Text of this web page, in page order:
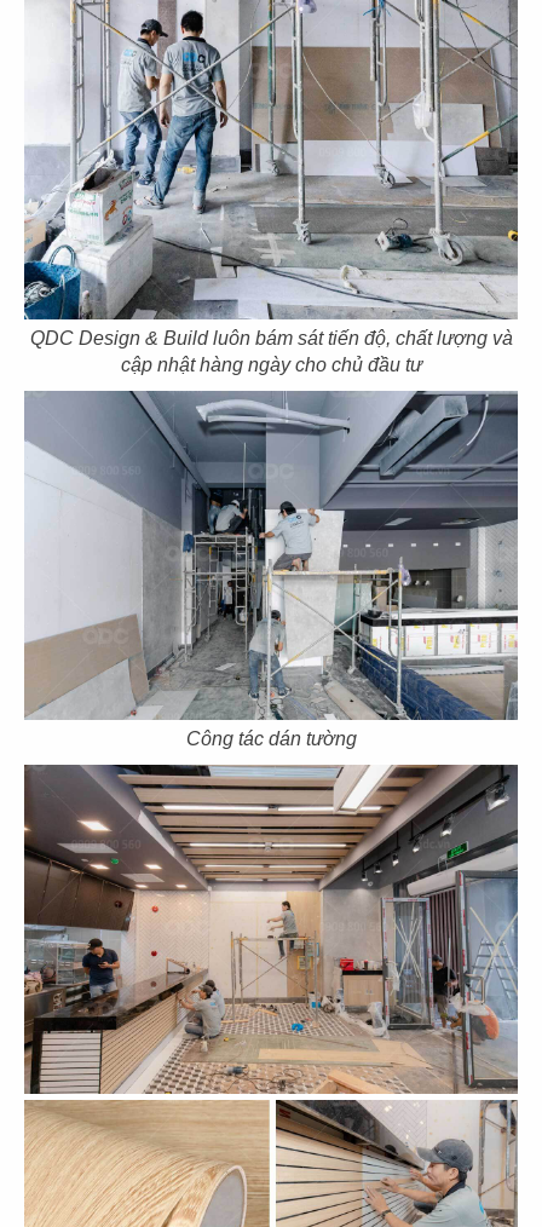
QDC Design & Build luôn bám sát tiến độ, chất lượng và
cập nhật hàng ngày cho chủ đầu tư
Công tác dán tường
BẾP TRUNG TÂM
The Street
72
JOLLIBEE
CN Cần Thơ
JOLLIBEE
74
JOLLIBEE
CN Vĩnh Long
HẢI SẢN HOÀNG GIA
76
HẢI SẢN HOÀNG GIA
CN Lý Tự Trọng
77
HẢI SẢN HOÀNG GIA
CN Ba tháng hai - Q.10
78
HẢI SẢN HOÀNG GIA
CN Nguyễn Văn Linh - Q.7
79
HẢI SẢN HOÀNG GIA
CN Phạm Văn Nghị - Q.7
80
HẢI SẢN HOÀNG GIA
CN Quốc Hương - Q.2